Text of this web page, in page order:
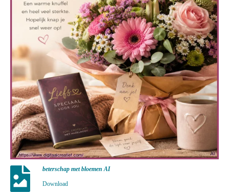
beterschap met bloemen AI
Download